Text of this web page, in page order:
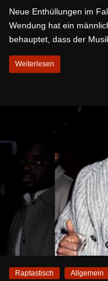
Neue Enthüllungen im
Wendung hat ein
behauptet, dass der
Weiterlesen
Raptastisch Allgemein